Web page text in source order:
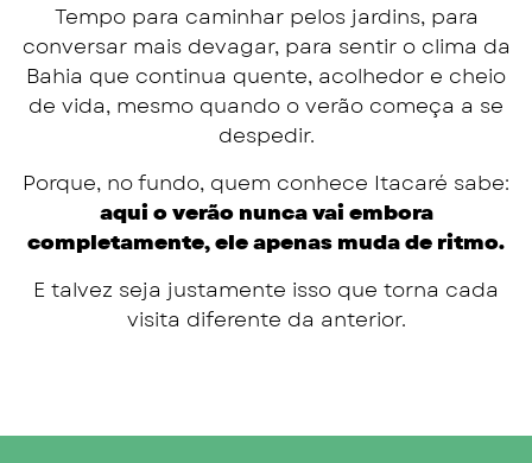
Tempo para caminhar pelos jardins, para
conversar mais devagar, para sentir o clima da
Bahia que continua quente, acolhedor e cheio
de vida, mesmo quando o verão começa a se
despedir.
Porque, no fundo, quem conhece Itacaré sabe:
aqui o verão nunca vai embora
completamente, ele apenas muda de ritmo.
E talvez seja justamente isso que torna cada
visita diferente da anterior.